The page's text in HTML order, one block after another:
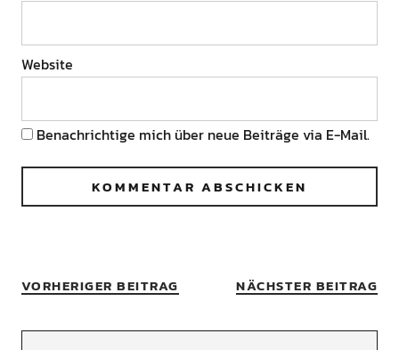
Website
Benachrichtige mich über neue Beiträge via E-Mail.
VORHERIGER BEITRAG NÄCHSTER BEITRAG